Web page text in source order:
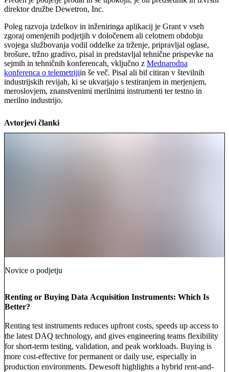
direktor družbe Dewetron, Inc.
Poleg razvoja izdelkov in inženiringa aplikacij je Grant v vseh
zgoraj omenjenih podjetjih v določenem ali celotnem obdobju
svojega službovanja vodil oddelke za trženje, pripravljal oglase,
brošure, tržno gradivo, pisal in predstavljal tehnične prispevke na
sejmih in tehničnih konferencah, vključno z Mednarodna
konferenca o telemetrijiin še več. Pisal ali bil citiran v številnih
industrijskih revijah, ki se ukvarjajo s testiranjem in merjenjem,
meroslovjem, znanstvenimi merilnimi instrumenti ter testno in
merilno industrijo.
Avtorjevi članki
Novice o podjetju
Renting or Buying Data Acquisition Instruments: Which Is
Better?
Renting test instruments reduces upfront costs, speeds up access to
the latest DAQ technology, and gives engineering teams flexibility
for short-term testing, validation, and peak workloads. Buying is
more cost-effective for permanent or daily use, especially in
production environments. Dewesoft highlights a hybrid rent-and-